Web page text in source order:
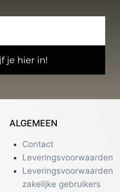
je hier in!
ALGEMEEN
Contact
Leveringsvoorwaarden
Leveringsvoorwaarden
zakelijke gebruikers